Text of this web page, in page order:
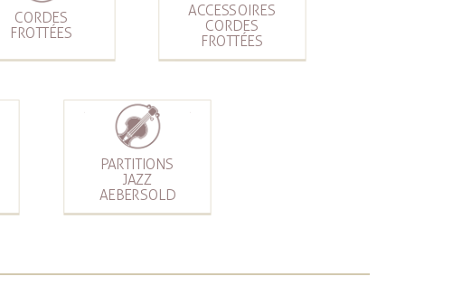
CORDES
FROTTÉES
ACCESSOIRES
CORDES
FROTTÉES
PARTITIONS
JAZZ
AEBERSOLD